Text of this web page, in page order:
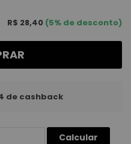
R$ 28,40 (5% de desconto)
de cashback
Calcular